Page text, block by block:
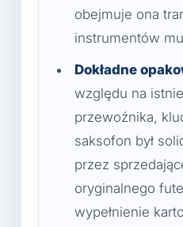
obejmuje ona
instrumentów
Dokładne
względu na
przewoźnika,
saksofon był
przez
oryginalnego
wypełnienie